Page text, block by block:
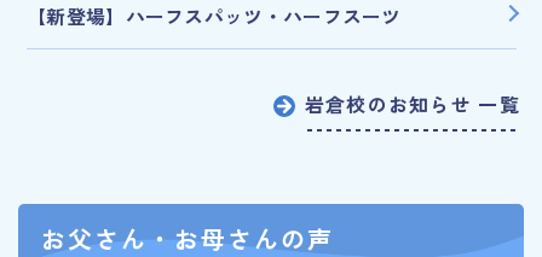
【新登場】ハーフスパッツ・ハーフスーツ
岩倉校のお知らせ 一覧
お父さん・お母さんの声